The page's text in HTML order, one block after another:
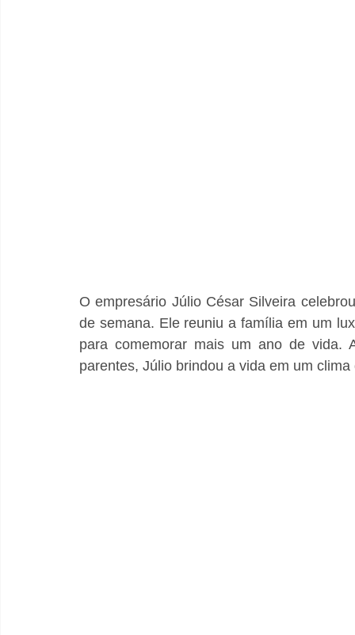
O empresário Júlio César Silveira
de semana. Ele reuniu a família em um
para comemorar mais um ano de vida.
parentes, Júlio brindou a vida em um